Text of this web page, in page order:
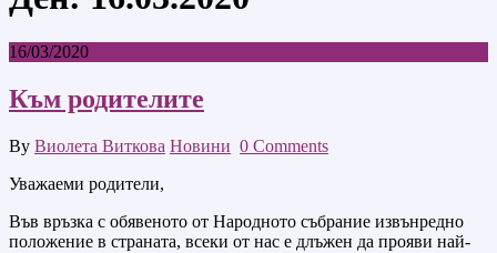
16/03/2020
Към родителите
By Виолета Виткова Новини 0 Comments
Уважаеми родители,
Във връзка с обявеното от Народното събрание извънредно
положение в страната, всеки от нас е длъжен да прояви най-